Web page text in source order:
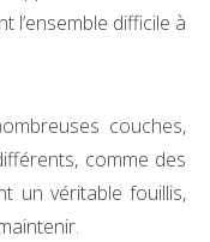
l’ensemble difficile à
couches,
comme des
un véritable fouillis,